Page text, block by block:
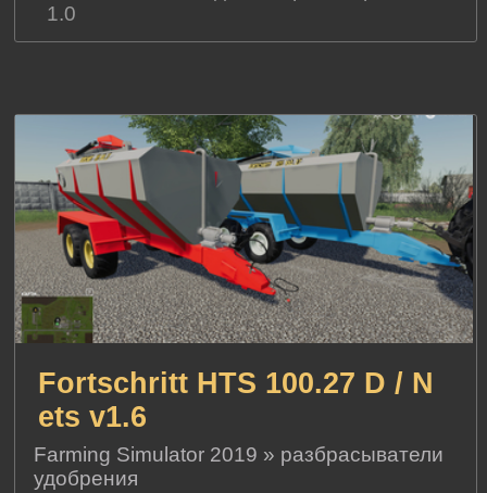
1.0
Fortschritt HTS 100.27 D / N
ets v1.6
Farming Simulator 2019 » разбрасыватели
удобрения